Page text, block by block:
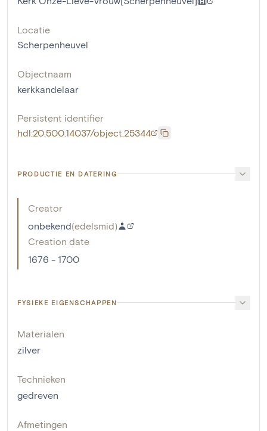
Locatie
Scherpenheuvel
Objectnaam
kerkkandelaar
Persistent identifier
hdl:20.500.14037/object.25344
PRODUCTIE EN DATERING
Creator
onbekend(edelsmid)
Creation date
1676 - 1700
FYSIEKE EIGENSCHAPPEN
Materialen
zilver
Technieken
gedreven
Afmetingen